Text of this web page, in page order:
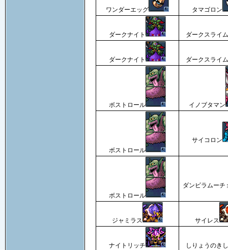
ワンダーエッグ タマゴロン
ダークナイト ダークスライム
ダークナイト ダークスライム
ボストロール イノブタマン
ボストロール
サイコロン
ボストロール
ダンビラムーチ
ジャミラス サイレス
ナイトリッチ しりょうのきし